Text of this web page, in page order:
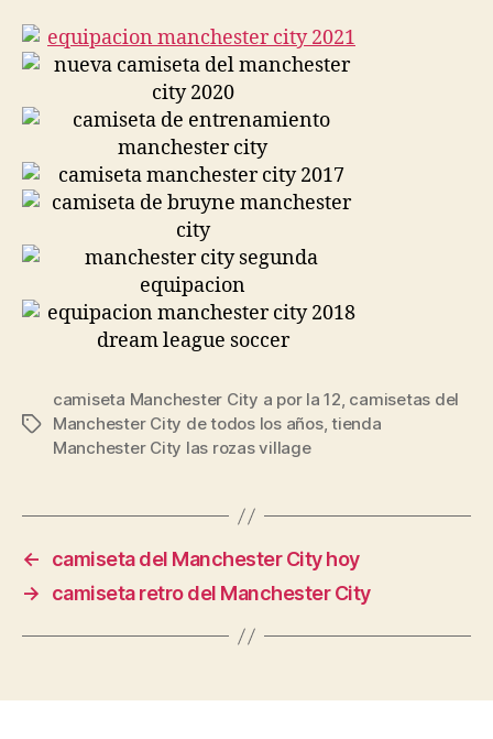
Etiquetas
camiseta Manchester City a por la 12, camisetas del
Manchester City de todos los años,tienda
Manchester City las rozas village
←
camiseta del Manchester City hoy
→
camiseta retro del Manchester City